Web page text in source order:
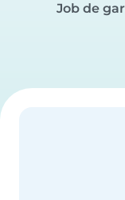
Job de